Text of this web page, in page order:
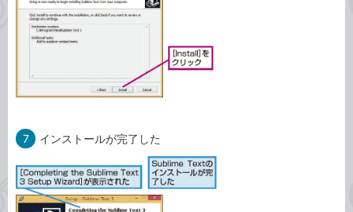
7 インストールが完了した